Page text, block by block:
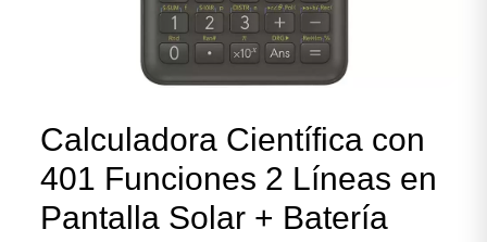
Calculadora Científica con
401 Funciones 2 Líneas en
Pantalla Solar + Batería